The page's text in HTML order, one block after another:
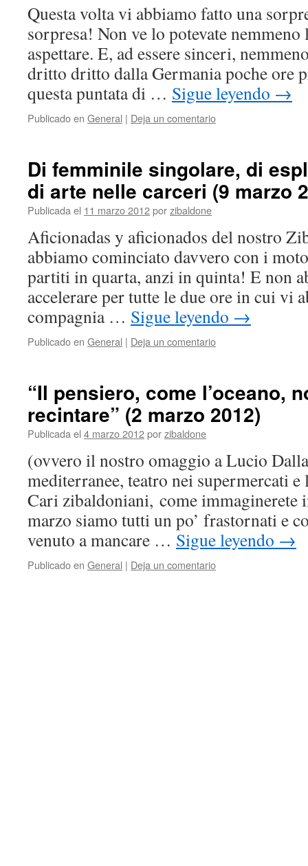
Questa volta vi abbiamo fatto una
sorpresa! Non ve lo potevate nemmeno
aspettare. E, ad essere sinceri,
dritto dritto dalla Germania poche ore
questa puntata di … Sigue leyendo →
Publicado en General | Deja un comentario
Di femminile singolare, di
di arte nelle carceri (9 marzo
Publicada el 11 marzo 2012porzibaldone
Aficionadas y aficionados del nostro
abbiamo cominciato davvero con i
partiti in quarta, anzi in quinta! E non
accelerare per tutte le due ore in cui vi
compagnia … Sigue leyendo →
Publicado en General | Deja un comentario
“Il pensiero, come l’oceano,
recintare” (2 marzo 2012)
Publicada el 4 marzo 2012porzibaldone
(ovvero il nostro omaggio a Lucio
mediterranee, teatro nei supermercati
Cari zibaldoniani, come immaginerete
marzo siamo tutti un po’ frastornati e
venuto a mancare … Sigue leyendo →
Publicado en General | Deja un comentario